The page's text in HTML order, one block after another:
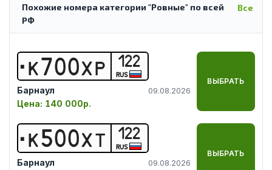
Все
Похожие номера категории "Ровные" по всей
РФ
К700ХР 122
RUS
Барнаул 09.08.2026
Цена: 140 000р.
ВЫБРАТЬ
К500ХТ 122
RUS
Барнаул 09.08.2026
ВЫБРАТЬ